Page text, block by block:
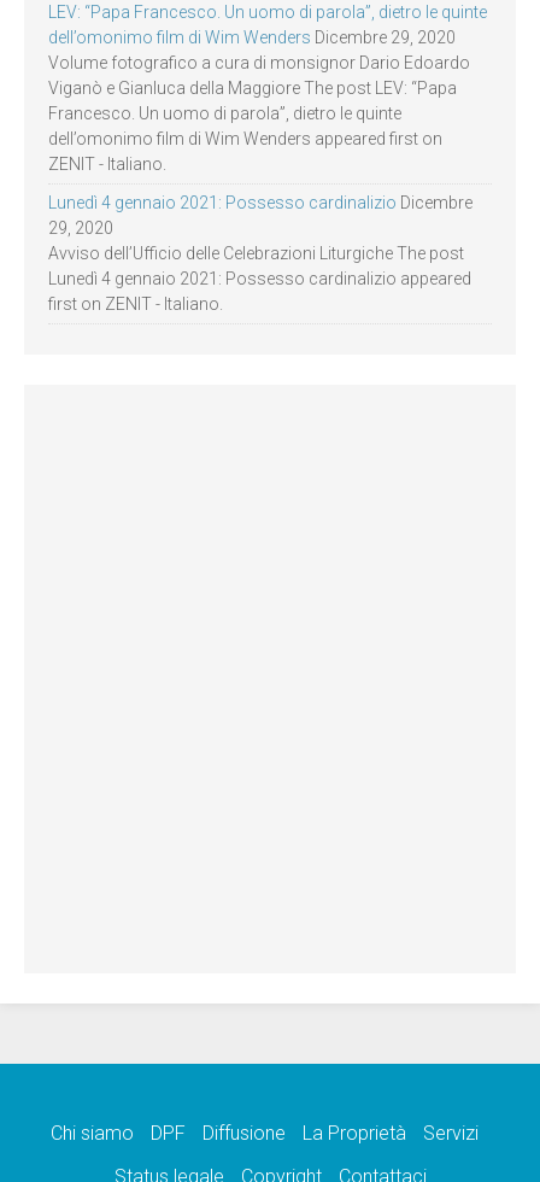
LEV: “Papa Francesco. Un uomo di parola”, dietro le quinte
dell’omonimo film di Wim Wenders Dicembre 29, 2020
Volume fotografico a cura di monsignor Dario Edoardo
Viganò e Gianluca della Maggiore The post LEV: “Papa
Francesco. Un uomo di parola”, dietro le quinte
dell’omonimo film di Wim Wenders appeared first on
ZENIT - Italiano.
Lunedì 4 gennaio 2021: Possesso cardinalizio Dicembre
29, 2020
Avviso dell’Ufficio delle Celebrazioni Liturgiche The post
Lunedì 4 gennaio 2021: Possesso cardinalizio appeared
first on ZENIT - Italiano.
Chi siamo DPF Diffusione La Proprietà
Servizi
Status legale
Copyright Contattaci